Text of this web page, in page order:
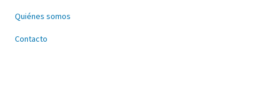
Quiénes somos
Contacto